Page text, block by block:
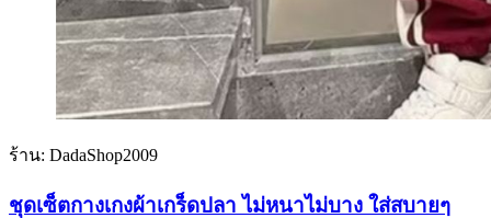
ร้าน: DadaShop2009
ชุดเซ็ตกางเกงผ้าเกร็ดปลา ไม่หนาไม่บาง ใส่สบายๆ